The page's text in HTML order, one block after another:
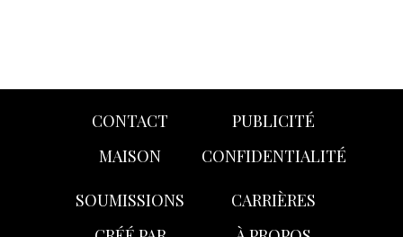
CONTACT
MAISON
PUBLICITÉ
CONFIDENTIALITÉ
SOUMISSIONS
CARRIÈRES